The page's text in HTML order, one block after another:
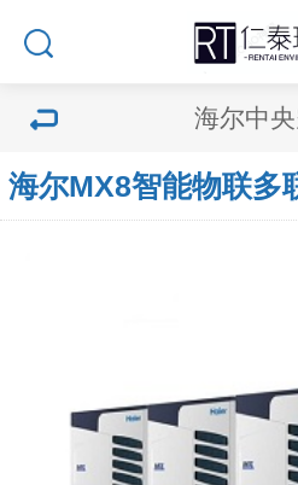
海尔中
海尔MX8智能物联多